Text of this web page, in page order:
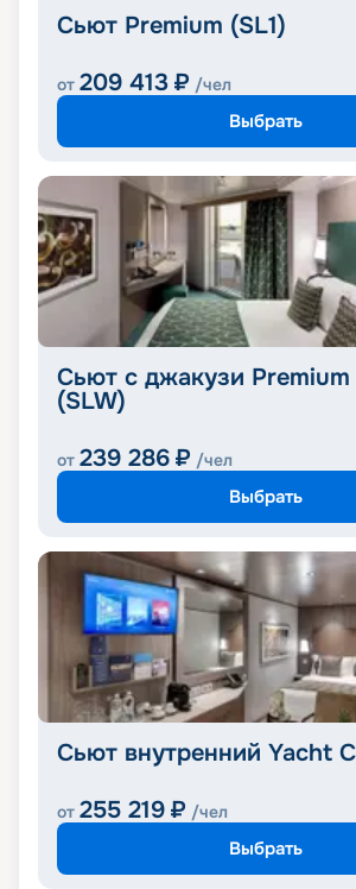
Сьют Premium (SL1)
от 209 413 ₽ /чел
Выбрать
Сьют с джакузи Premium
(SLW)
от 239 286 ₽ /чел
Выбрать
Сьют внутренний Yacht
от 255 219 ₽ /чел
Выбрать